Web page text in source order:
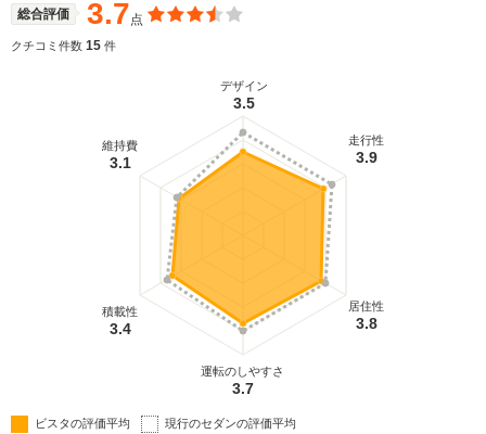
のみ運転席エアバッグが標準装備され、一部グレー
ドには4WSも設定される。(1994.7)
総合評価 3.7点
クチコミ件数 15 件
デザイン
3.5
走行性
3.9
居住性
3.8
運転のしやすさ
3.7
積載性
3.4
維持費
3.1
ビスタの評価平均 現行のセダンの評価平均